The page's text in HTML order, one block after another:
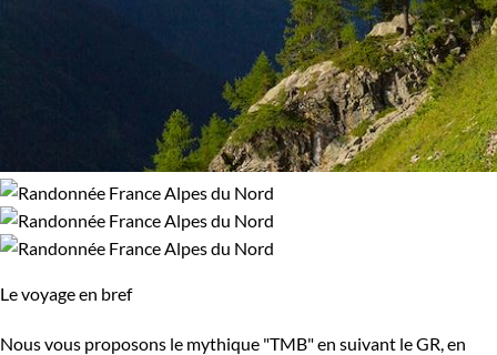
Le voyage en bref
Nous vous proposons le mythique "TMB" en suivant le GR, en